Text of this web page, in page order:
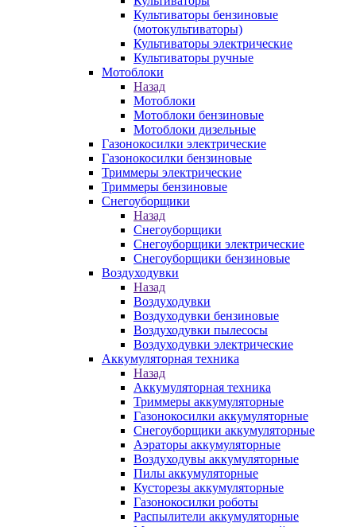
Культиваторы бензиновые
(мотокультиваторы)
Культиваторы электрические
Культиваторы ручные
Мотоблоки
Назад
Мотоблоки
Мотоблоки бензиновые
Мотоблоки дизельные
Газонокосилки электрические
Газонокосилки бензиновые
Триммеры электрические
Триммеры бензиновые
Снегоуборщики
Назад
Снегоуборщики
Снегоуборщики электрические
Снегоуборщики бензиновые
Воздуходувки
Назад
Воздуходувки
Воздуходувки бензиновые
Воздуходувки пылесосы
Воздуходувки электрические
Аккумуляторная техника
Назад
Аккумуляторная техника
Триммеры аккумуляторные
Газонокосилки аккумуляторные
Снегоуборщики аккумуляторные
Аэраторы аккумуляторные
Воздуходувы аккумуляторные
Пилы аккумуляторные
Кусторезы аккумуляторные
Газонокосилки роботы
Распылители аккумуляторные